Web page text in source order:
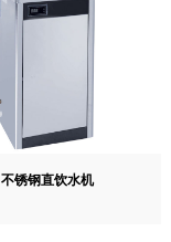
不锈钢直饮水机